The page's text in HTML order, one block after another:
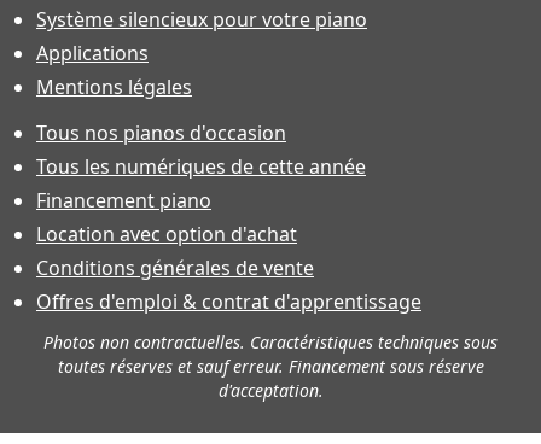
Système silencieux pour votre piano
Applications
Mentions légales
Tous nos pianos d'occasion
Tous les numériques de cette année
Financement piano
Location avec option d'achat
Conditions générales de vente
Offres d'emploi & contrat d'apprentissage
Photos non contractuelles. Caractéristiques techniques sous
toutes réserves et sauf erreur. Financement sous réserve
d'acceptation.